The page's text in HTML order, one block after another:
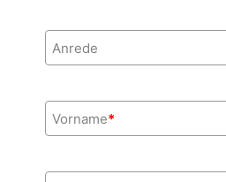
Anrede
Vorname*